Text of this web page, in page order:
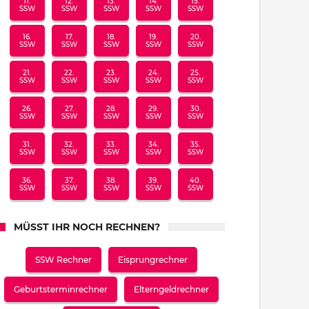
SSW
SSW
SSW
SSW
SSW
16.
SSW
17.
SSW
18.
SSW
19.
SSW
20.
SSW
21.
SSW
22.
SSW
23.
SSW
24.
SSW
25.
SSW
26.
SSW
27.
SSW
28.
SSW
29.
SSW
30.
SSW
31.
SSW
32.
SSW
33.
SSW
34.
SSW
35.
SSW
36.
SSW
37.
SSW
38.
SSW
39.
SSW
40.
SSW
MÜSST IHR NOCH RECHNEN?
SSW Rechner Eisprungrechner
Geburtsterminrechner Elterngeldrechner